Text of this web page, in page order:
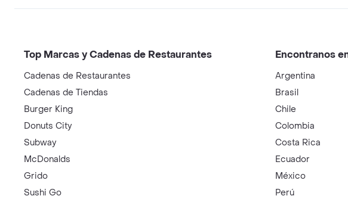
Top Marcas y Cadenas de Restaurantes
Cadenas de Restaurantes
Cadenas de Tiendas
Burger King
Donuts City
Subway
McDonalds
Grido
Sushi Go
Encontranos
Argentina
Brasil
Chile
Colombia
Costa Rica
Ecuador
México
Perú